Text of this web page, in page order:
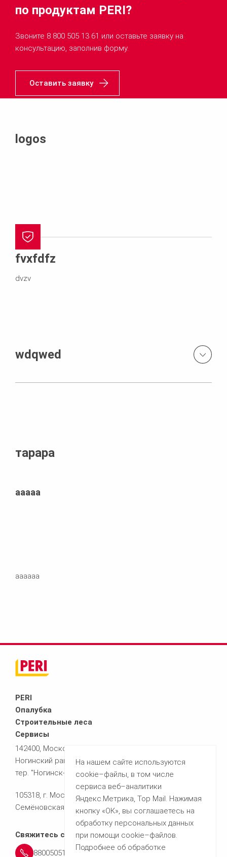
по продуктам PERI?
Звоните 8 800 505 13 61 или оставьте заявку на
консультацию, заполнив форму.
Оставить заявку
logos
fvxfdfz
dvzv
wdqwed
тарара
ааааа
аааааа
PERI
Опалубка
Строительные леса
Сервисы
142400, Московская область,
Ногинский район,
тер. "Ногинск-Технопарк", д.9
105318, г. Москва
Семёновская площадь, 7 корпус 8
Свяжитесь с нами
88005051361
На нашем сайте используются
cookie–файлы, в том числе
сервиса веб–аналитики
Яндекс.Метрика, Top Mail. Нажимая
кнопку «ОК», вы соглашаетесь на
обработку персональных данных
при помощи cookie–файлов.
Подробнее об обработке